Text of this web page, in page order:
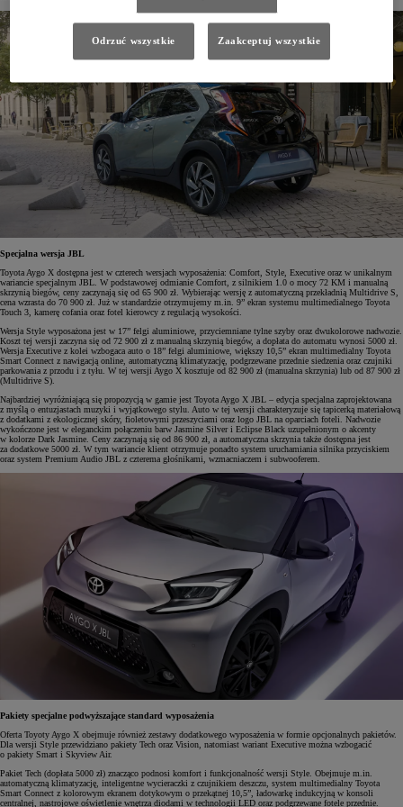
Specjalna wersja JBL
Toyota Aygo X dostępna jest w czterech wersjach wyposażenia: Comfort, Style, Executive oraz w unikalnym
wariancie specjalnym JBL. W podstawowej odmianie Comfort, z silnikiem 1.0 o mocy 72 KM i manualną
skrzynią biegów, ceny zaczynają się od 65 900 zł. Wybierając wersję z automatyczną przekładnią Multidrive S,
cena wzrasta do 70 900 zł. Już w standardzie otrzymujemy m.in. 9” ekran systemu multimedialnego Toyota
Touch 3, kamerę cofania oraz fotel kierowcy z regulacją wysokości.
Wersja Style wyposażona jest w 17” felgi aluminiowe, przyciemniane tylne szyby oraz dwukolorowe nadwozie.
Koszt tej wersji zaczyna się od 72 900 zł z manualną skrzynią biegów, a dopłata do automatu wynosi 5000 zł.
Wersja Executive z kolei wzbogaca auto o 18” felgi aluminiowe, większy 10,5” ekran multimedialny Toyota
Smart Connect z nawigacją online, automatyczną klimatyzację, podgrzewane przednie siedzenia oraz czujniki
parkowania z przodu i z tyłu. W tej wersji Aygo X kosztuje od 82 900 zł (manualna skrzynia) lub od 87 900 zł
(Multidrive S).
Najbardziej wyróżniającą się propozycją w gamie jest Toyota Aygo X JBL – edycja specjalna zaprojektowana
z myślą o entuzjastach muzyki i wyjątkowego stylu. Auto w tej wersji charakteryzuje się tapicerką materiałową
z dodatkami z ekologicznej skóry, fioletowymi przeszyciami oraz logo JBL na oparciach foteli. Nadwozie
wykończone jest w eleganckim połączeniu barw Jasmine Silver i Eclipse Black uzupełnionym o akcenty
w kolorze Dark Jasmine. Ceny zaczynają się od 86 900 zł, a automatyczna skrzynia także dostępna jest
za dodatkowe 5000 zł. W tym wariancie klient otrzymuje ponadto system uruchamiania silnika przyciskiem
oraz system Premium Audio JBL z czterema głośnikami, wzmacniaczem i subwooferem.
Pakiety specjalne podwyższające standard wyposażenia
Oferta Toyoty Aygo X obejmuje również zestawy dodatkowego wyposażenia w formie opcjonalnych pakietów.
Dla wersji Style przewidziano pakiety Tech oraz Vision, natomiast wariant Executive można wzbogacić
o pakiety Smart i Skyview Air.
Pakiet Tech (dopłata 5000 zł) znacząco podnosi komfort i funkcjonalność wersji Style. Obejmuje m.in.
automatyczną klimatyzację, inteligentne wycieraczki z czujnikiem deszczu, system multimedialny Toyota
Smart Connect z kolorowym ekranem dotykowym o przekątnej 10,5”, ładowarkę indukcyjną w konsoli
centralnej, nastrojowe oświetlenie wnętrza diodami w technologii LED oraz podgrzewane fotele przednie.
Odrzuć wszystkie Zaakceptuj wszystkie